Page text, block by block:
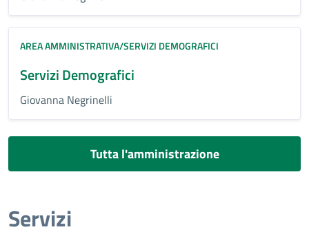
AREA AMMINISTRATIVA/SERVIZI DEMOGRAFICI
Servizi Demografici
Giovanna Negrinelli
Tutta l'amministrazione
Servizi